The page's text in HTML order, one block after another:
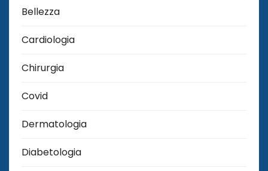
Bellezza
Cardiologia
Chirurgia
Covid
Dermatologia
Diabetologia